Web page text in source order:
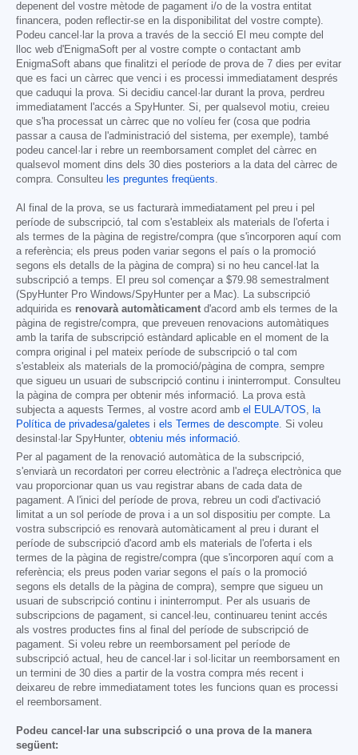
depenent del vostre mètode de pagament i/o de la vostra entitat
financera, poden reflectir-se en la disponibilitat del vostre compte).
Podeu cancel·lar la prova a través de la secció El meu compte del
lloc web d'EnigmaSoft per al vostre compte o contactant amb
EnigmaSoft abans que finalitzi el període de prova de 7 dies per evitar
que es faci un càrrec que venci i es processi immediatament després
que caduqui la prova. Si decidiu cancel·lar durant la prova, perdreu
immediatament l'accés a SpyHunter. Si, per qualsevol motiu, creieu
que s'ha processat un càrrec que no volíeu fer (cosa que podria
passar a causa de l'administració del sistema, per exemple), també
podeu cancel·lar i rebre un reemborsament complet del càrrec en
qualsevol moment dins dels 30 dies posteriors a la data del càrrec de
compra. Consulteu les preguntes freqüents.
Al final de la prova, se us facturarà immediatament pel preu i pel
període de subscripció, tal com s'estableix als materials de l'oferta i
als termes de la pàgina de registre/compra (que s'incorporen aquí com
a referència; els preus poden variar segons el país o la promoció
segons els detalls de la pàgina de compra) si no heu cancel·lat la
subscripció a temps. El preu sol començar a $79.98 semestralment
(SpyHunter Pro Windows/SpyHunter per a Mac). La subscripció
adquirida es renovarà automàticament d'acord amb els termes de la
pàgina de registre/compra, que preveuen renovacions automàtiques
amb la tarifa de subscripció estàndard aplicable en el moment de la
compra original i pel mateix període de subscripció o tal com
s'estableix als materials de la promoció/pàgina de compra, sempre
que sigueu un usuari de subscripció continu i ininterromput. Consulteu
la pàgina de compra per obtenir més informació. La prova està
subjecta a aquests Termes, al vostre acord amb el EULA/TOS, la
Política de privadesa/galetes i els Termes de descompte. Si voleu
desinstal·lar SpyHunter, obteniu més informació.
Per al pagament de la renovació automàtica de la subscripció,
s'enviarà un recordatori per correu electrònic a l'adreça electrònica que
vau proporcionar quan us vau registrar abans de cada data de
pagament. A l'inici del període de prova, rebreu un codi d'activació
limitat a un sol període de prova i a un sol dispositiu per compte. La
vostra subscripció es renovarà automàticament al preu i durant el
període de subscripció d'acord amb els materials de l'oferta i els
termes de la pàgina de registre/compra (que s'incorporen aquí com a
referència; els preus poden variar segons el país o la promoció
segons els detalls de la pàgina de compra), sempre que sigueu un
usuari de subscripció continu i ininterromput. Per als usuaris de
subscripcions de pagament, si cancel·leu, continuareu tenint accés
als vostres productes fins al final del període de subscripció de
pagament. Si voleu rebre un reemborsament pel període de
subscripció actual, heu de cancel·lar i sol·licitar un reemborsament en
un termini de 30 dies a partir de la vostra compra més recent i
deixareu de rebre immediatament totes les funcions quan es processi
el reemborsament.
Podeu cancel·lar una subscripció o una prova de la manera
següent: